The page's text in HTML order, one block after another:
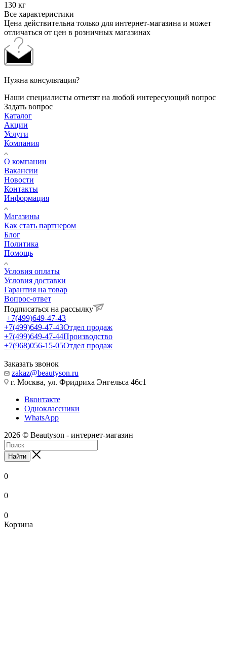
130 кг
Все характеристики
Цена действительна только для интернет-магазина и может
отличаться от цен в розничных магазинах
Нужна консультация?
Наши специалисты ответят на любой интересующий вопрос
Задать вопрос
Каталог
Акции
Услуги
Компания
О компании
Вакансии
Новости
Контакты
Информация
Магазины
Как стать партнером
Блог
Политика
Помощь
Условия оплаты
Условия доставки
Гарантия на товар
Вопрос-ответ
Подписаться на рассылку
+7(499)649-47-43
+7(499)649-47-43Отдел продаж
+7(499)649-47-44Производство
+7(968)056-15-05Отдел продаж
Заказать звонок
zakaz@beautyson.ru
г. Москва, ул. Фридриха Энгельса 46с1
Вконтакте
Одноклассники
WhatsApp
2026 © Beautyson - интернет-магазин
Найти
0
0
0
Корзина